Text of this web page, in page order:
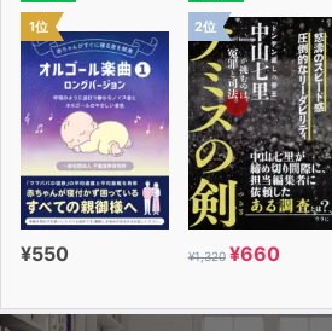
1位
¥550
2位
¥1,320 ¥660